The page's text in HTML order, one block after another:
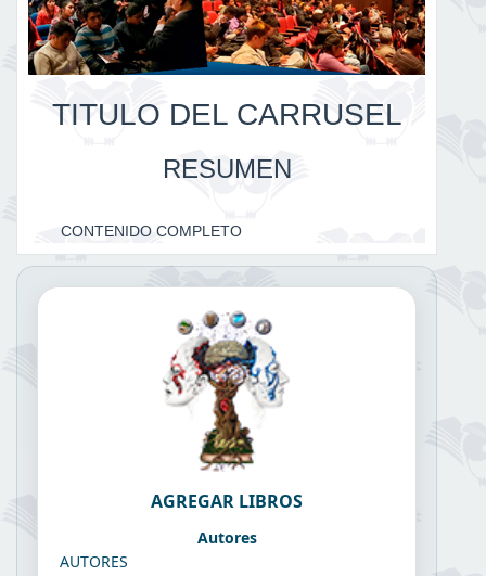
TITULO DEL CARRUSEL
RESUMEN
CONTENIDO COMPLETO
AGREGAR LIBROS
Autores
AUTORES